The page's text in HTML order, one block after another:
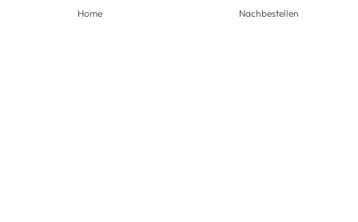
Home Nachbestellen
Rücksendungen